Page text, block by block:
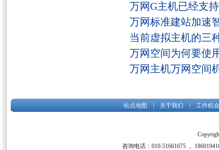
万网G主机已经支
万网标准建站加速
当前虚拟主机的三
万网空间为何要使
万网主机万网空间
站点地图 关于我们 工作机会
咨询电话：010-51661675 ，